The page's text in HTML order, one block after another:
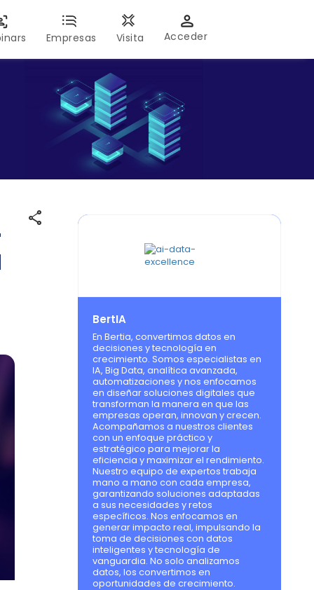
Empresas Visita Acceder
share
BertIA
En Bertia, convertimos datos en
decisiones y tecnología en
crecimiento. Somos especialistas en
IA, Big Data, analítica avanzada,
automatizaciones y nos enfocamos
en diseñar soluciones digitales que
transforman la manera en que las
empresas operan, innovan y crecen.
Acompañamos a nuestros clientes
con un enfoque práctico y
estratégico para mejorar la
eficiencia y maximizar el rendimiento.
Nuestro equipo de expertos trabaja
mano a mano con cada empresa,
garantizando soluciones adaptadas
a sus necesidades y retos
específicos. Nos enfocamos en
generar impacto real, impulsando la
toma de decisiones con datos
inteligentes y tecnología de
vanguardia. No solo analizamos
datos, los convertimos en
oportunidades de crecimiento.